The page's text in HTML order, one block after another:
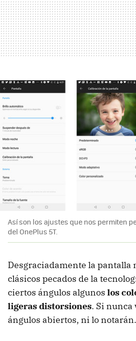
Así son los ajustes que nos permiten
del OnePlus 5T.
Desgraciadamente la pantalla
clásicos pecados de la
ciertos ángulos algunos los
ligeras distorsiones. Si nunca
ángulos abiertos, ni lo notarán.